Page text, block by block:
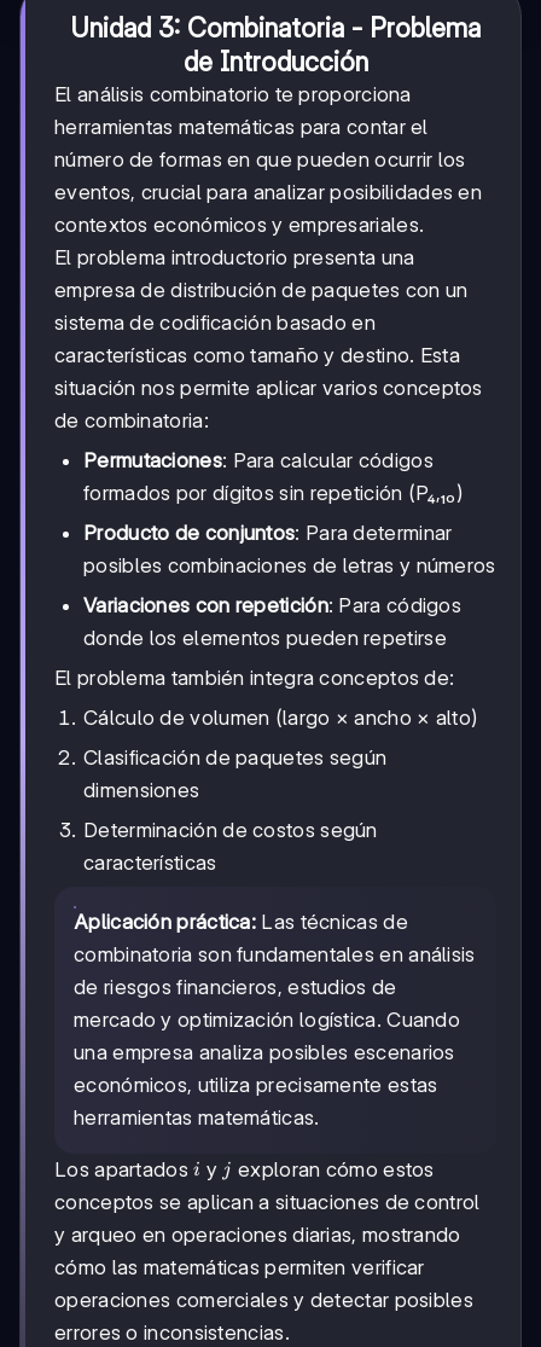
Unidad 3: Combinatoria - Problema
de Introducción
El análisis combinatorio te proporciona
herramientas matemáticas para contar el
número de formas en que pueden ocurrir los
eventos, crucial para analizar posibilidades en
contextos económicos y empresariales.
El problema introductorio presenta una
empresa de distribución de paquetes con un
sistema de codificación basado en
características como tamaño y destino. Esta
situación nos permite aplicar varios conceptos
de combinatoria:
Permutaciones: Para calcular códigos
formados por dígitos sin repetición (P₄,₁₀)
Producto de conjuntos: Para determinar
posibles combinaciones de letras y números
Variaciones con repetición: Para códigos
donde los elementos pueden repetirse
El problema también integra conceptos de:
Cálculo de volumen (largo × ancho × alto)
Clasificación de paquetes según
dimensiones
Determinación de costos según
características
Aplicación práctica: Las técnicas de
combinatoria son fundamentales en análisis
de riesgos financieros, estudios de
mercado y optimización logística. Cuando
una empresa analiza posibles escenarios
económicos, utiliza precisamente estas
herramientas matemáticas.
Los apartadosii y jj exploran cómo estos
conceptos se aplican a situaciones de control
y arqueo en operaciones diarias, mostrando
cómo las matemáticas permiten verificar
operaciones comerciales y detectar posibles
errores o inconsistencias.